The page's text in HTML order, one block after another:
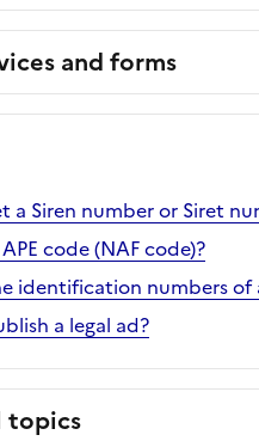
and forms
a Siren number or Siret
code (NAF code)?
identification numbers of
a legal ad?
topics